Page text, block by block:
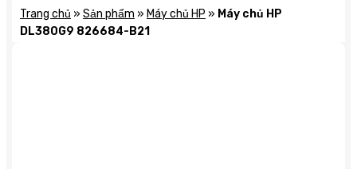
Trang chủ » Sản phẩm » Máy chủ HP » Máy chủ HP
DL380G9 826684-B21